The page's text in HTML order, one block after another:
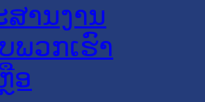
ານງານ
ພວກເຮົາ
ອ